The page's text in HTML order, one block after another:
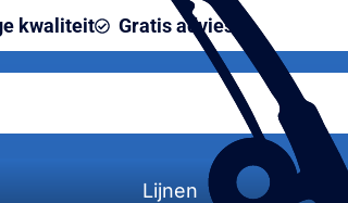
kwaliteit Gratis advies
Lijnen